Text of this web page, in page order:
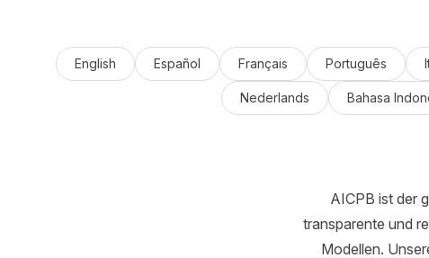
English Español Français Português
Nederlands Bahasa
AICPB ist der
transparente und
Modellen.